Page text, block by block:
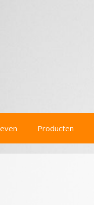
Producten